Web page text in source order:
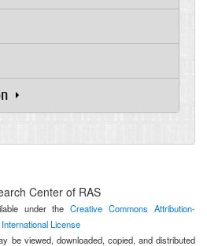
Center of RAS
under theCreative Commons Attribution-
License
be viewed, downloaded, copied, and distributed